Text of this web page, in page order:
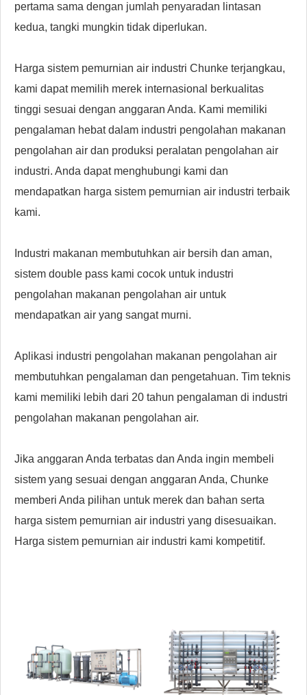
pertama sama dengan jumlah penyaradan lintasan
kedua, tangki mungkin tidak diperlukan.
Harga sistem pemurnian air industri Chunke terjangkau,
kami dapat memilih merek internasional berkualitas
tinggi sesuai dengan anggaran Anda. Kami memiliki
pengalaman hebat dalam industri pengolahan makanan
pengolahan air dan produksi peralatan pengolahan air
industri. Anda dapat menghubungi kami dan
mendapatkan harga sistem pemurnian air industri terbaik
kami.
Industri makanan membutuhkan air bersih dan aman,
sistem double pass kami cocok untuk industri
pengolahan makanan pengolahan air untuk
mendapatkan air yang sangat murni.
Aplikasi industri pengolahan makanan pengolahan air
membutuhkan pengalaman dan pengetahuan. Tim teknis
kami memiliki lebih dari 20 tahun pengalaman di industri
pengolahan makanan pengolahan air.
Jika anggaran Anda terbatas dan Anda ingin membeli
sistem yang sesuai dengan anggaran Anda, Chunke
memberi Anda pilihan untuk merek dan bahan serta
harga sistem pemurnian air industri yang disesuaikan.
Harga sistem pemurnian air industri kami kompetitif.